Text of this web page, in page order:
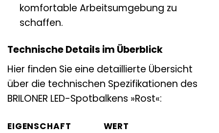
komfortable Arbeitsumgebung zu
schaffen.
Technische Details im Überblick
Hier finden Sie eine detaillierte Übersicht
über die technischen Spezifikationen des
BRILONER LED-Spotbalkens »Rost«:
EIGENSCHAFT
WERT